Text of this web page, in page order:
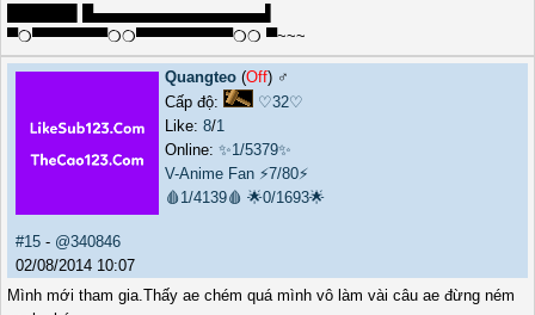
██████▌█▄▄▄▄▄▄▄▄▄▄▄▄▄▄▄▄▌
▀❍▀▀▀▀▀▀▀❍❍▀▀▀▀▀▀▀▀▀❍❍ ▀~~~
Quangteo (Off) ♂️
Cấp độ:
♡32♡
Like: 8/1
Online: ✨1/5379✨
V-Anime Fan ⚡7/80⚡
🩸1/4139🩸 🌟0/1693🌟
#15 - @340846
02/08/2014 10:07
Mình mới tham gia.Thấy ae chém quá mình vô làm vài câu ae đừng ném